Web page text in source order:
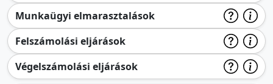
Munkaügyi elmarasztalások
Felszámolási eljárások
Végelszámolási eljárások